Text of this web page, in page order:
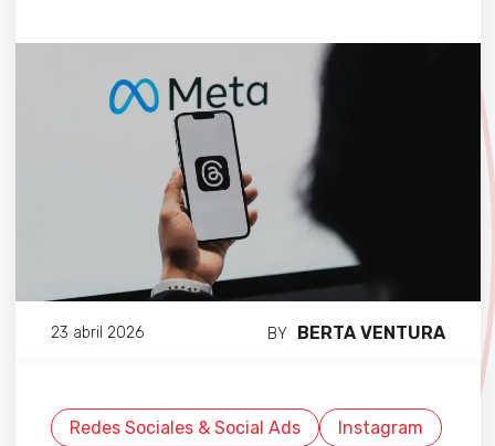
23 abril 2026 BY BERTA VENTURA
Redes Sociales & Social Ads Instagram